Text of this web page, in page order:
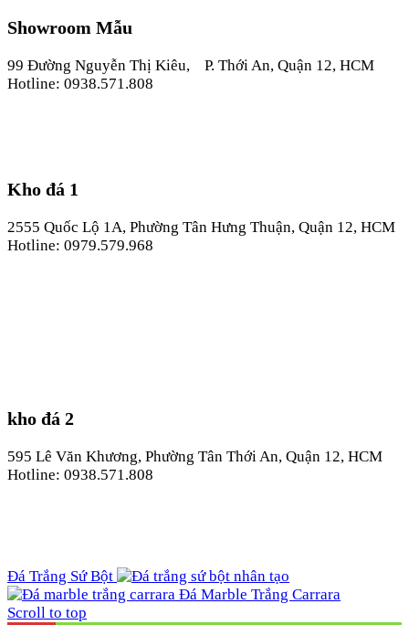
Showroom Mẫu
99 Đường Nguyễn Thị Kiêu, P. Thới An, Quận 12, HCM
Hotline: 0938.571.808
Kho đá 1
2555 Quốc Lộ 1A, Phường Tân Hưng Thuận, Quận 12, HCM
Hotline: 0979.579.968
kho đá 2
595 Lê Văn Khương, Phường Tân Thới An, Quận 12, HCM
Hotline: 0938.571.808
Đá Trắng Sứ Bột
Đá Marble Trắng Carrara
Scroll to top